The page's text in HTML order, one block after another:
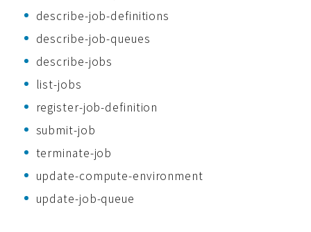
describe-job-definitions
describe-job-queues
describe-jobs
list-jobs
register-job-definition
submit-job
terminate-job
update-compute-environment
update-job-queue